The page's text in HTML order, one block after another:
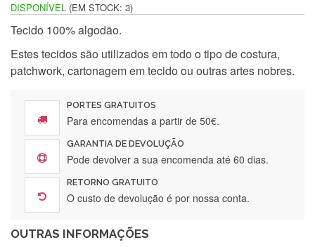
DISPONÍVEL (EM STOCK: 3)
Tecido 100% algodão.
Estes tecidos são utilizados em todo o tipo de costura,
patchwork, cartonagem em tecido ou outras artes nobres.
PORTES GRATUITOS
Para encomendas a partir de 50€.
GARANTIA DE DEVOLUÇÃO
Pode devolver a sua encomenda até 60 dias.
RETORNO GRATUITO
O custo de devolução é por nossa conta.
OUTRAS INFORMAÇÕES